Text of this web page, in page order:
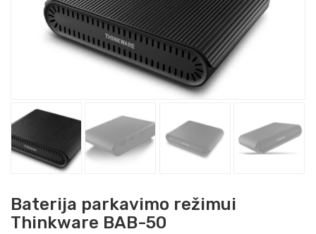
Baterija parkavimo režimui
Thinkware BAB-50